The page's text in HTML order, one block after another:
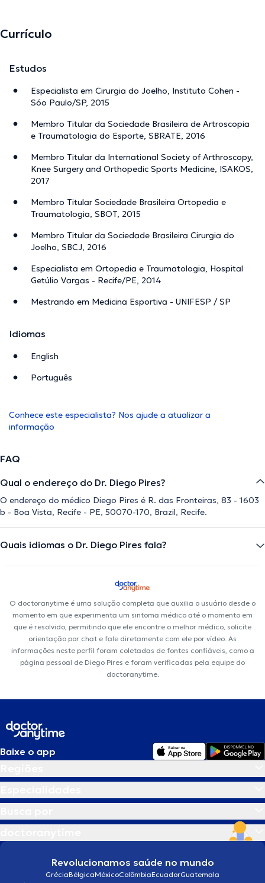
Currículo
Estudos
Especialista em Cirurgia do Joelho, Instituto Cohen -
Sóo Paulo/SP, 2015
Membro Titular da Sociedade Brasileira de Artroscopia
e Traumatologia do Esporte, SBRATE, 2016
Membro Titular da International Society of Arthroscopy,
Knee Surgery and Orthopedic Sports Medicine, ISAKOS,
2017
Membro Titular Sociedade Brasileira Ortopedia e
Traumatologia, SBOT, 2015
Membro Titular da Sociedade Brasileira Cirurgia do
Joelho, SBCJ, 2016
Especialista em Ortopedia e Traumatologia, Hospital
Getúlio Vargas - Recife/PE, 2014
Mestrando em Medicina Esportiva - UNIFESP / SP
Idiomas
English
Português
Conhece este especialista? Nos ajude a atualizar a
informação
FAQ
Qual o endereço do Dr. Diego Pires?
O endereço do médico Diego Pires é R. das Fronteiras, 83 - 1603
b - Boa Vista, Recife - PE, 50070-170, Brazil, Recife.
Quais idiomas o Dr. Diego Pires fala?
O doctoranytime é uma solução completa que auxilia o usuário desde o
momento em que experimenta um sintoma médico até o momento em
que é resolvido, permitindo que ele encontre o melhor médico, solicite
orientação por chat e fale diretamente com ele por vídeo. As
informações neste perfil foram coletadas de fontes confiáveis, como a
página pessoal de Diego Pires e foram verificadas pela equipe do
doctoranytime.
Baixe o app
Revolucionamos saúde no mundo
GréciaBélgicaMéxicoColômbiaEcuadorGuatemala